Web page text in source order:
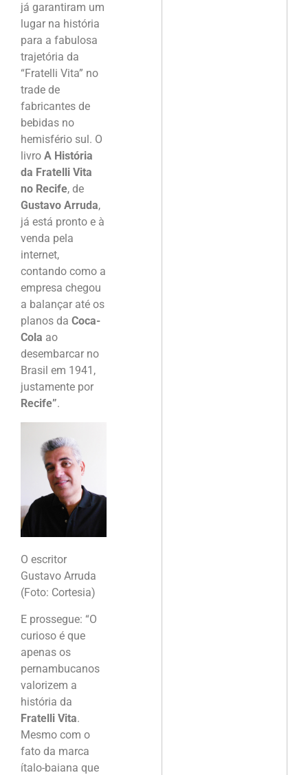
já garantiram um
lugar na história
para a fabulosa
trajetória da
“Fratelli Vita” no
trade de
fabricantes de
bebidas no
hemisfério sul. O
livro A História
da Fratelli Vita
no Recife, de
Gustavo Arruda,
já está pronto e à
venda pela
internet,
contando como a
empresa chegou
a balançar até os
planos da Coca-
Cola ao
desembarcar no
Brasil em 1941,
justamente por
Recife”.
O escritor
Gustavo Arruda
(Foto: Cortesia)
E prossegue: “O
curioso é que
apenas os
pernambucanos
valorizem a
história da
Fratelli Vita.
Mesmo com o
fato da marca
ítalo-baiana que